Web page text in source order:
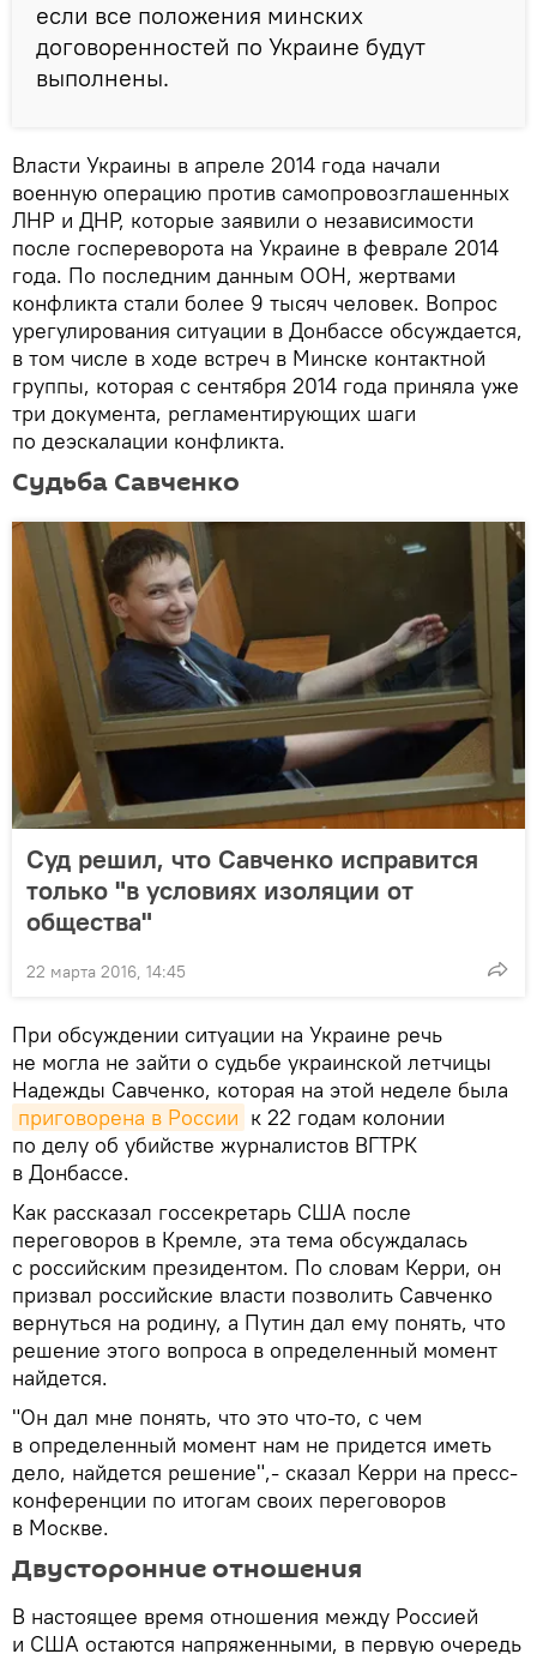
если все положения минских
договоренностей по Украине будут
выполнены.
Власти Украины в апреле 2014 года начали
военную операцию против самопровозглашенных
ЛНР и ДНР, которые заявили о независимости
после госпереворота на Украине в феврале 2014
года. По последним данным ООН, жертвами
конфликта стали более 9 тысяч человек. Вопрос
урегулирования ситуации в Донбассе обсуждается,
в том числе в ходе встреч в Минске контактной
группы, которая с сентября 2014 года приняла уже
три документа, регламентирующих шаги
по деэскалации конфликта.
Судьба Савченко
Суд решил, что Савченко исправится
только "в условиях изоляции от
общества"
22 марта 2016, 14:45
При обсуждении ситуации на Украине речь
не могла не зайти о судьбе украинской летчицы
Надежды Савченко, которая на этой неделе была
приговорена в России к 22 годам колонии
по делу об убийстве журналистов ВГТРК
в Донбассе.
Как рассказал госсекретарь США после
переговоров в Кремле, эта тема обсуждалась
с российским президентом. По словам Керри, он
призвал российские власти позволить Савченко
вернуться на родину, а Путин дал ему понять, что
решение этого вопроса в определенный момент
найдется.
"Он дал мне понять, что это что-то, с чем
в определенный момент нам не придется иметь
дело, найдется решение",- сказал Керри на пресс-
конференции по итогам своих переговоров
в Москве.
Двусторонние отношения
В настоящее время отношения между Россией
и США остаются напряженными, в первую очередь